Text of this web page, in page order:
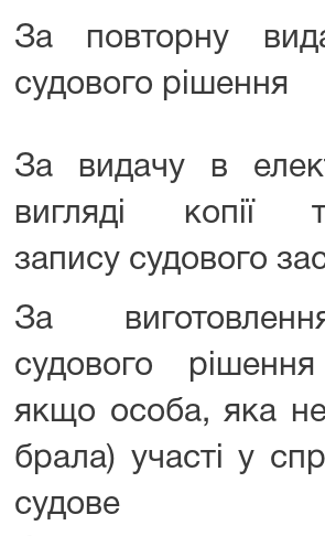
За повторну
судового рішення
За видачу в
вигляді копії
запису судового
За
судового
якщо особа, яка
брала) участі у
судове